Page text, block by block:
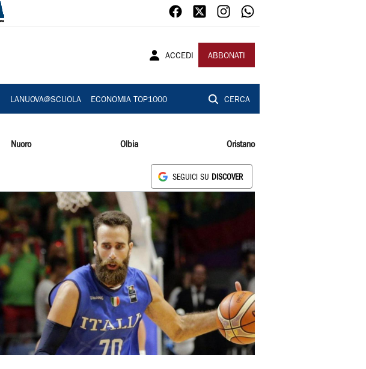
ACCEDI ABBONATI
LANUOVA@SCUOLA ECONOMIA TOP1000 CERCA
Nuoro Olbia Oristano
SEGUICI SU DISCOVER